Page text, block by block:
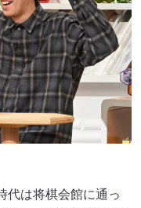
代は将棋会館に通っ